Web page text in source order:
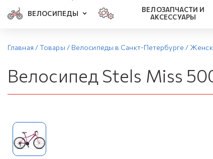
ВЕЛОСИПЕДЫ
ВЕЛОЗАПЧАСТИ И
АКСЕССУАРЫ
Главная /Товары / Велосипеды в Санкт-Петербурге /
Велосипед Stels Miss